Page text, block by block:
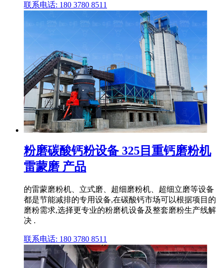
联系电话: 180 3780 8511
粉磨碳酸钙粉设备 325目重钙磨粉机
雷蒙磨 产品
的雷蒙磨粉机、立式磨、超细磨粉机、超细立磨等设备
都是节能减排的专用设备,在碳酸钙市场可以根据项目的
磨粉需求,选择更专业的粉磨机设备及整套磨粉生产线解
决 .
联系电话: 180 3780 8511